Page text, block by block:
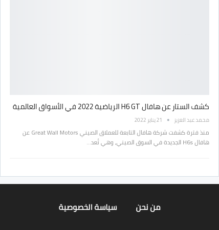
كشف الستار عن هافال H6 GT الرياضية 2022 في الأسواق العالمية
محمد عبد العزيز 21 يناير 2022
منذ فترة كشفت شركة هافال التابعة للعملاق الصيني Great Wall Motors عن
هافال H6s الجديدة في السوق الصيني، وهي تُعد…
من نحن سياسة الخصوصية